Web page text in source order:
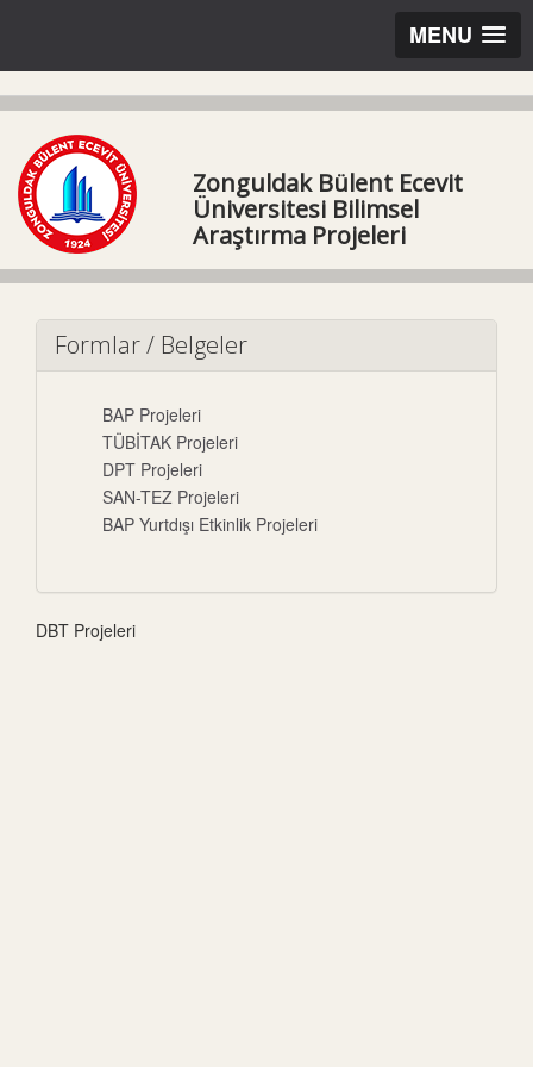
MENU
Zonguldak Bülent Ecevit
Üniversitesi Bilimsel
Araştırma Projeleri
Formlar / Belgeler
BAP Projeleri
TÜBİTAK Projeleri
DPT Projeleri
SAN-TEZ Projeleri
BAP Yurtdışı Etkinlik Projeleri
DBT Projeleri